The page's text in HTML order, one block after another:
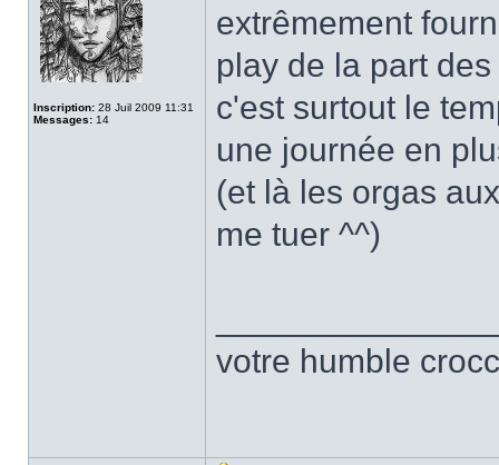
Inscription: 28 Juil 2009 11:31
Messages: 14
extrêmement
play de la part
c'est surtout le
une journée en
(et là les orgas
me tuer ^^)
votre humble